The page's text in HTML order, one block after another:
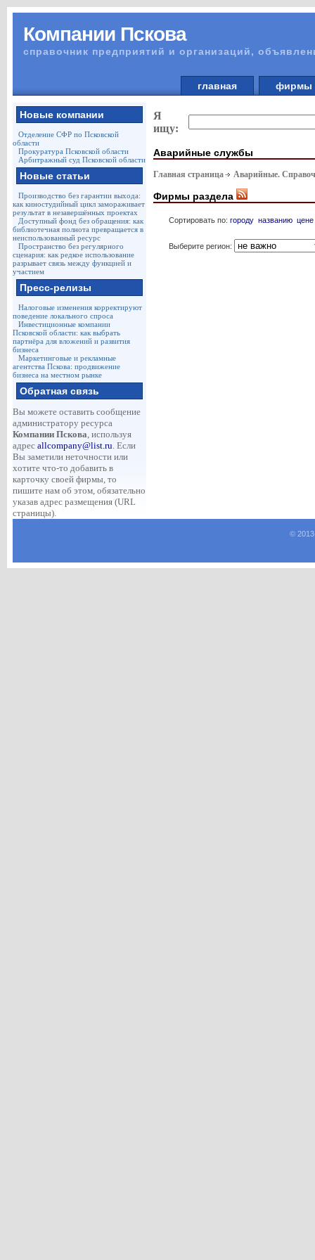
Компании Пскова
справочник предприятий и организаций,
главная
Новые компании
Отделение СФР по Псковской
области
Прокуратура Псковской области
Арбитражный суд Псковской области
Новые статьи
Производство без гарантии выхода:
как киностудийный цикл замораживает
результат в незавершённых проектах
Доступный фонд без обращения: как
библиотечная полнота превращается в
неиспользованный ресурс
Пространство без регулярного
сценария: как редкое использование
разрывает связь между функцией и
участием
Пресс-релизы
Налоговые изменения корректируют
поведение локального спроса
Инвестиционные компании
Псковской области: как выбрать
партнёра для вложений и развития
бизнеса
Маркетинговые и рекламные
агентства Пскова: продвижение
бизнеса на местном рынке
Обратная связь
Вы можете оставить сообщение
администратору ресурса
Компании Пскова, используя
адрес allcompany@list.ru. Если
Вы заметили неточности или
хотите что-то добавить в
карточку своей фирмы, то
пишите нам об этом, обязательно
указав адрес размещения (URL
страницы).
Я
ищу:
Аварийные службы
Главная страница Аварийные.
Фирмы раздела
Сортировать по: городу названию цене
Выберите регион:
©